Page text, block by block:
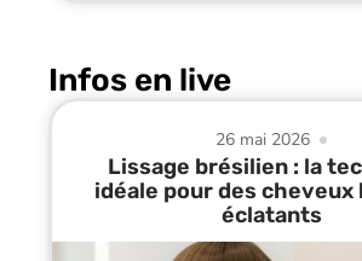
Infos en live
26 mai 2026
Lissage brésilien : la
idéale pour des cheveux
éclatants